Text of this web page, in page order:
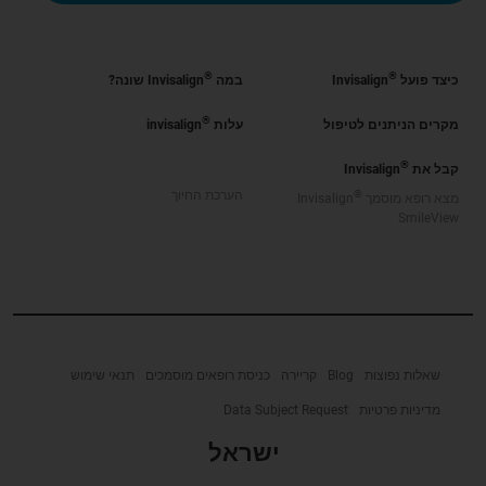
כיצד פועל ®
Invisalign במה ®Invisalign שונה?
מקרים הניתנים לטיפול עלות ®
invisalign
קבל את ®
Invisalign
שאלות נפוצות Blog קריירה כניסת רופאים מוסמכים תנאי שימוש
מדיניות פרטיות Data Subject Request
ישראל